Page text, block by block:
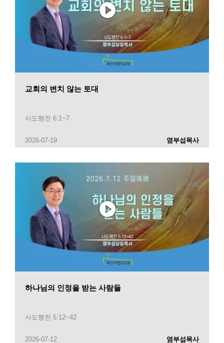
교회의 변치 않는 토대
사도행전 6:1~7
2026-07-19 염부섭목사
하나님의 인정을 받는 사람들
사도행전 5:12~42
2026-07-12 염부섭목사